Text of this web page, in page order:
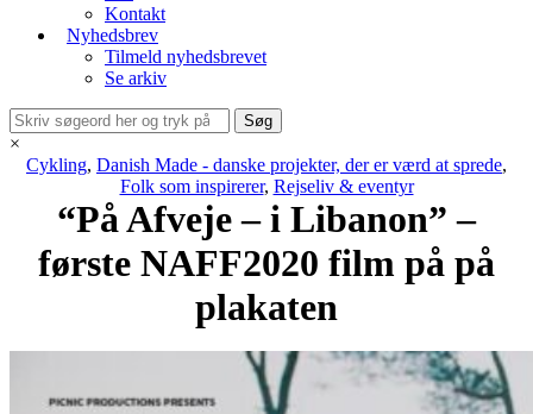
Kontakt
Nyhedsbrev
Tilmeld nyhedsbrevet
Se arkiv
×
Cykling, Danish Made - danske projekter, der er værd at sprede,
Folk som inspirerer, Rejseliv & eventyr
“På Afveje – i Libanon” –
første NAFF2020 film på på
plakaten